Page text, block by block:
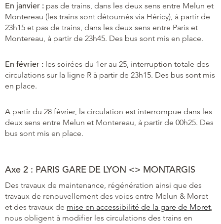
En janvier : pas de trains, dans les deux sens entre Melun et
Montereau (les trains sont détournés via Héricy), à partir de
23h15 et pas de trains, dans les deux sens entre Paris et
Montereau, à partir de 23h45. Des bus sont mis en place.
En février : les soirées du 1er au 25, interruption totale des
circulations sur la ligne R à partir de 23h15. Des bus sont mis
en place.
A partir du 28 février, la circulation est interrompue dans les
deux sens entre Melun et Montereau, à partir de 00h25. Des
bus sont mis en place.
Axe 2 : PARIS GARE DE LYON <> MONTARGIS
Des travaux de maintenance, régénération ainsi que des
travaux de renouvellement des voies entre Melun & Moret
et des travaux de mise en accessibilité de la gare de Moret
nous obligent à modifier les circulations des trains en